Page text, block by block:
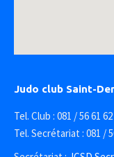
Judo club Saint-
Tel. Club : 081 / 56 61 62
Tel. Secrétariat : 081 /